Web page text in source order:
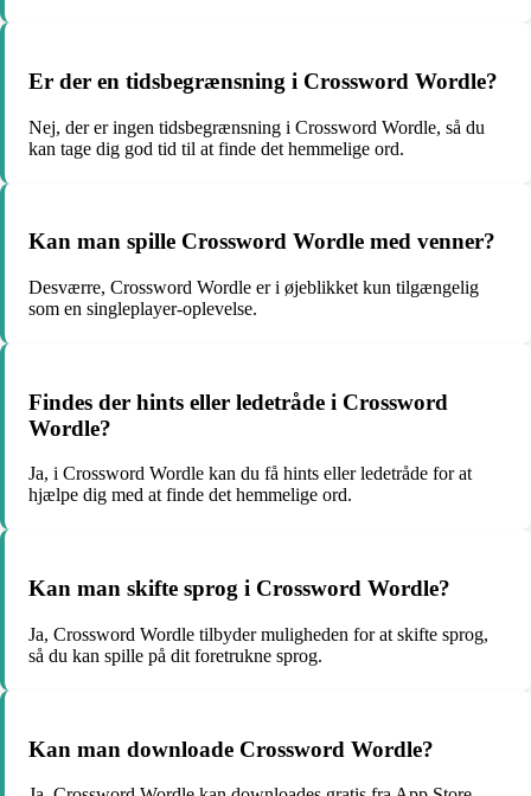
Er der en tidsbegrænsning i Crossword Wordle?
Nej, der er ingen tidsbegrænsning i Crossword Wordle, så du
kan tage dig god tid til at finde det hemmelige ord.
Kan man spille Crossword Wordle med venner?
Desværre, Crossword Wordle er i øjeblikket kun tilgængelig
som en singleplayer-oplevelse.
Findes der hints eller ledetråde i Crossword
Wordle?
Ja, i Crossword Wordle kan du få hints eller ledetråde for at
hjælpe dig med at finde det hemmelige ord.
Kan man skifte sprog i Crossword Wordle?
Ja, Crossword Wordle tilbyder muligheden for at skifte sprog,
så du kan spille på dit foretrukne sprog.
Kan man downloade Crossword Wordle?